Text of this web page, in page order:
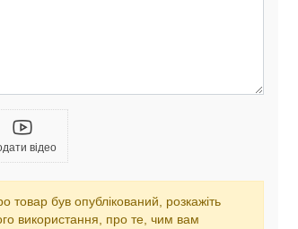
відео
товар був опублікований, розкажіть
використання, про те, чим вам